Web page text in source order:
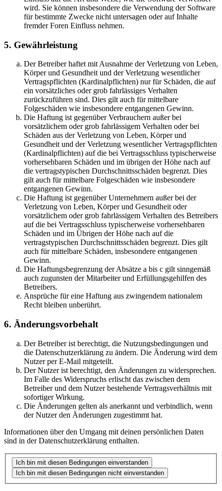
wird. Sie können insbesondere die Verwendung der Software
für bestimmte Zwecke nicht untersagen oder auf Inhalte
fremder Foren Einfluss nehmen.
5. Gewährleistung
Der Betreiber haftet mit Ausnahme der Verletzung von Leben,
Körper und Gesundheit und der Verletzung wesentlicher
Vertragspflichten (Kardinalpflichten) nur für Schäden, die auf
ein vorsätzliches oder grob fahrlässiges Verhalten
zurückzuführen sind. Dies gilt auch für mittelbare
Folgeschäden wie insbesondere entgangenen Gewinn.
Die Haftung ist gegenüber Verbrauchern außer bei
vorsätzlichem oder grob fahrlässigem Verhalten oder bei
Schäden aus der Verletzung von Leben, Körper und
Gesundheit und der Verletzung wesentlicher Vertragspflichten
(Kardinalpflichten) auf die bei Vertragsschluss typischerweise
vorhersehbaren Schäden und im übrigen der Höhe nach auf
die vertragstypischen Durchschnittsschäden begrenzt. Dies
gilt auch für mittelbare Folgeschäden wie insbesondere
entgangenen Gewinn.
Die Haftung ist gegenüber Unternehmern außer bei der
Verletzung von Leben, Körper und Gesundheit oder
vorsätzlichem oder grob fahrlässigem Verhalten des Betreibers
auf die bei Vertragsschluss typischerweise vorhersehbaren
Schäden und im Übrigen der Höhe nach auf die
vertragstypischen Durchschnittsschäden begrenzt. Dies gilt
auch für mittelbare Schäden, insbesondere entgangenen
Gewinn.
Die Haftungsbegrenzung der Absätze a bis c gilt sinngemäß
auch zugunsten der Mitarbeiter und Erfüllungsgehilfen des
Betreibers.
Ansprüche für eine Haftung aus zwingendem nationalem
Recht bleiben unberührt.
6. Änderungsvorbehalt
Der Betreiber ist berechtigt, die Nutzungsbedingungen und
die Datenschutzerklärung zu ändern. Die Änderung wird dem
Nutzer per E-Mail mitgeteilt.
Der Nutzer ist berechtigt, den Änderungen zu widersprechen.
Im Falle des Widerspruchs erlischt das zwischen dem
Betreiber und dem Nutzer bestehende Vertragsverhältnis mit
sofortiger Wirkung.
Die Änderungen gelten als anerkannt und verbindlich, wenn
der Nutzer den Änderungen zugestimmt hat.
Informationen über den Umgang mit deinen persönlichen Daten
sind in der Datenschutzerklärung enthalten.